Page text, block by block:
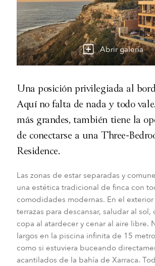
Abrir galería
Una posición privilegiada al
Aquí no falta de nada y todo
más grandes, también tiene la
de conectarse a una Three-
Residence.
Las zonas de estar separadas y
una estética tradicional de finca con
comodidades modernas. En el exterior
terrazas para descansar, saludar al
copa al atardecer y cenar al aire libre.
largos en la piscina infinita de 15
como si estuviera buceando
acantilados de la bahía de Xarraca.